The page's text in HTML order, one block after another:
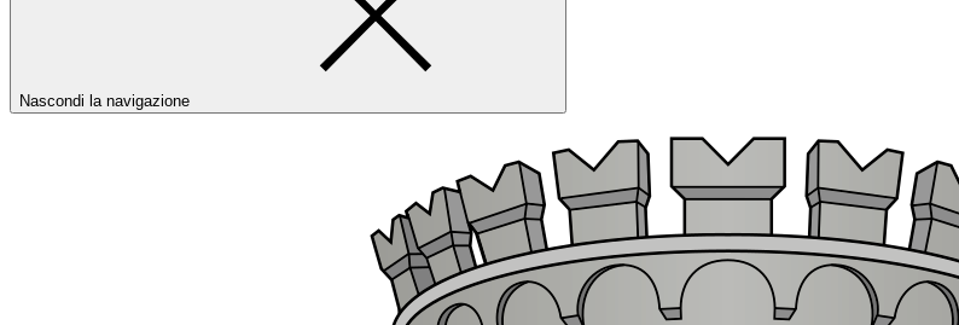
Nascondi la navigazione